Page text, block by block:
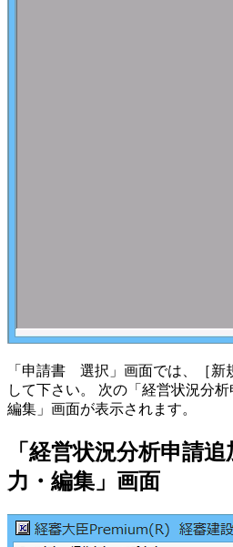
「申請書 選択」画面では、［新
して下さい。 次の「経営状況分
編集」画面が表示されます。
「経営状況分析申請
力・編集」画面